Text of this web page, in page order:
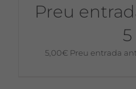
Preu
5,00€ Preu entrada